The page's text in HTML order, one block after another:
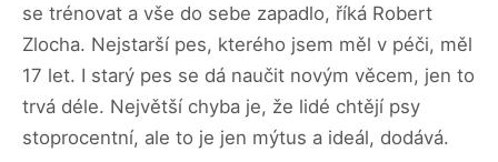
se trénovat a vše do sebe zapadlo, říká Robert
Zlocha. Nejstarší pes, kterého jsem měl v péči, měl
17 let. I starý pes se dá naučit novým věcem, jen to
trvá déle. Největší chyba je, že lidé chtějí psy
stoprocentní, ale to je jen mýtus a ideál, dodává.